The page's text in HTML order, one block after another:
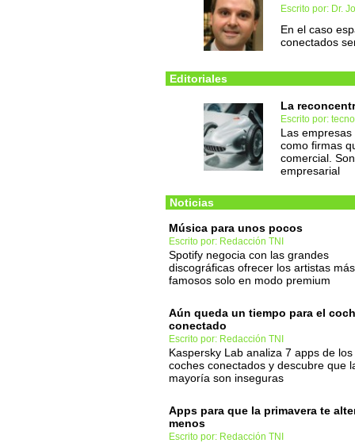
Escrito por: Dr.
En el caso
conectados
Editoriales
La
Escrito por:
Las
como firmas
comercial.
empresarial
Noticias
Música para unos pocos
Escrito por: Redacción TNI
Spotify negocia con las grandes
discográficas ofrecer los artistas más
famosos solo en modo premium
Aún queda un tiempo para el
conectado
Escrito por: Redacción TNI
Kaspersky Lab analiza 7 apps de los
coches conectados y descubre que
mayoría son inseguras
Apps para que la primavera te
menos
Escrito por: Redacción TNI